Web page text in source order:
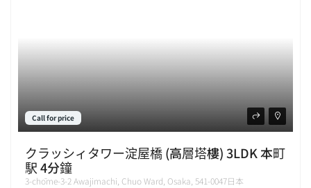
Call for price
クラッシィタワー淀屋橋 (高層塔樓) 3LDK 本町
駅 4分鐘
3-chōme-3-2 Awajimachi, Chuo Ward, Osaka, 541-0047日本